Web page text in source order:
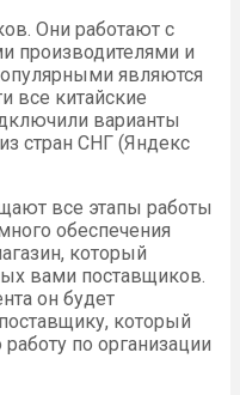
Они работают с
производителями и
являются
все китайские
варианты
стран СНГ (Яндекс
все этапы работы
обеспечения
который
вами поставщиков.
он будет
который
по организации